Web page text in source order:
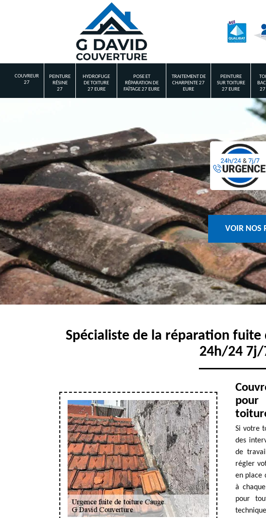
COUVREUR
27
PEINTURE
RÉSINE
27
HYDROFUGE
DE TOITURE
27 EURE
POSE ET
RÉPARATION DE
FAÎTAGE 27 EURE
TRAITEMENT DE
CHARPENTE 27
EURE
PEINTURE
SUR TOITURE
27 EURE
27
VOIR NOS
Spécialiste de la réparation fuite
24h/24 7j/
pour
Si votre
des
de
régler
en place
à
pour